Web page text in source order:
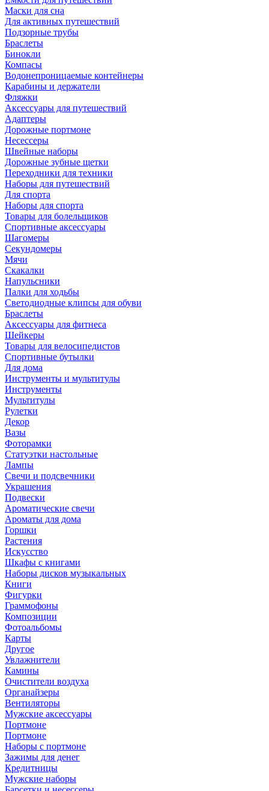
Маски для сна
Для активных путешествий
Подзорные трубы
Браслеты
Бинокли
Компасы
Водонепроницаемые контейнеры
Карабины и держатели
Фляжки
Аксессуары для путешествий
Адаптеры
Дорожные портмоне
Несессеры
Швейные наборы
Дорожные зубные щетки
Переходники для техники
Наборы для путешествий
Для спорта
Наборы для спорта
Товары для болельщиков
Спортивные аксессуары
Шагомеры
Секундомеры
Мячи
Скакалки
Напульсники
Палки для ходьбы
Светодиодные клипсы для обуви
Браслеты
Аксессуары для фитнеса
Шейкеры
Товары для велосипедистов
Спортивные бутылки
Для дома
Инструменты и мультитулы
Инструменты
Мультитулы
Рулетки
Декор
Вазы
Фоторамки
Статуэтки настольные
Лампы
Свечи и подсвечники
Украшения
Подвески
Ароматические свечи
Ароматы для дома
Горшки
Растения
Искусство
Шкафы с книгами
Наборы дисков музыкальных
Книги
Фигурки
Граммофоны
Композиции
Фотоальбомы
Карты
Другое
Увлажнители
Камины
Очистители воздуха
Органайзеры
Вентиляторы
Мужские аксессуары
Портмоне
Портмоне
Наборы с портмоне
Зажимы для денег
Кредитницы
Мужские наборы